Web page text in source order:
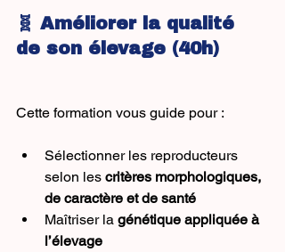
🧬 Améliorer la qualité
de son élevage (40h)
Cette formation vous guide pour :
Sélectionner les reproducteurs
selon les critères morphologiques,
de caractère et de santé
Maîtriser la génétique appliquée à
l’élevage